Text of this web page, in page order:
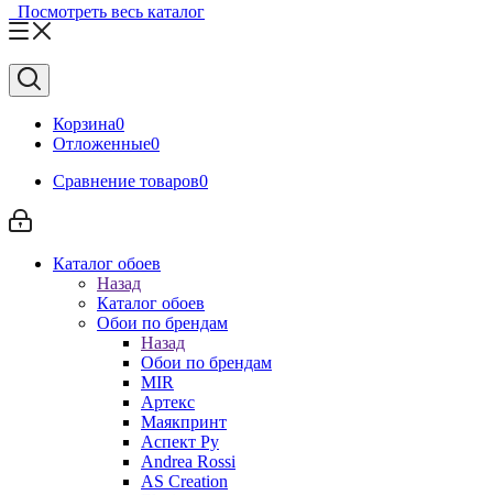
Посмотреть весь каталог
Корзина0
Отложенные0
Сравнение товаров0
Каталог обоев
Назад
Каталог обоев
Обои по брендам
Назад
Обои по брендам
MIR
Артекс
Маякпринт
Аспект Ру
Andrea Rossi
AS Creation